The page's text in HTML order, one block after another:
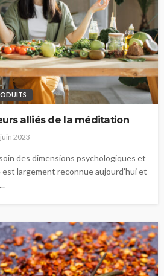
alliés de la méditation
2023
des dimensions psychologiques et
largement reconnue aujourd’hui et